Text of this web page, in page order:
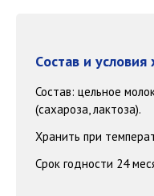
Cостав и условия
Состав: цельное
(сахароза, лактоза).
Хранить при
Срок годности 24